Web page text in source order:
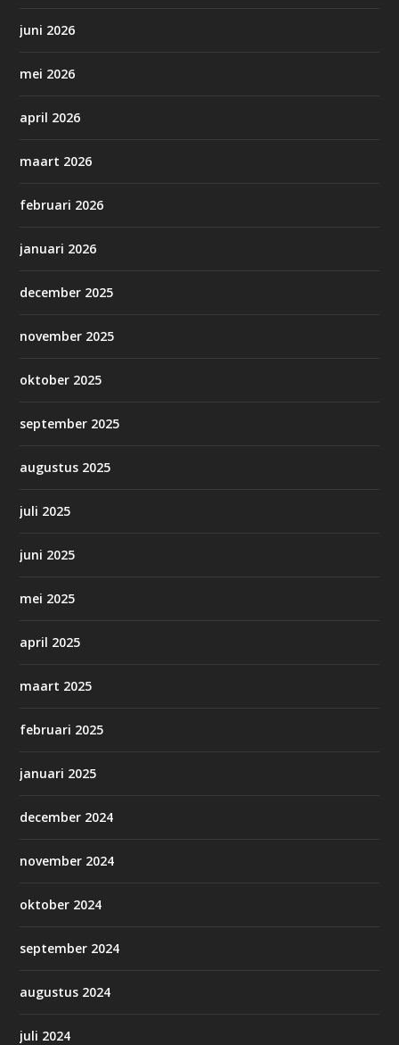
juni 2026
mei 2026
april 2026
maart 2026
februari 2026
januari 2026
december 2025
november 2025
oktober 2025
september 2025
augustus 2025
juli 2025
juni 2025
mei 2025
april 2025
maart 2025
februari 2025
januari 2025
december 2024
november 2024
oktober 2024
september 2024
augustus 2024
juli 2024